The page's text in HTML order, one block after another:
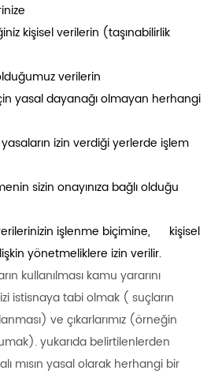
kişisel verilerin (taşınabilirlik
verilerin
yasal dayanağı olmayan herhangi
izin verdiği yerlerde işlem
sizin onayınıza bağlı olduğu
işlenme biçimine, kişisel
yönetmeliklere izin verilir.
kullanılması kamu yararını
istisnaya tabi olmak ( suçların
ve çıkarlarımız (örneğin
yukarıda belirtilenlerden
mısın yasal olarak herhangi bir